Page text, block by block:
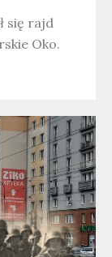
się rajd
Oko.